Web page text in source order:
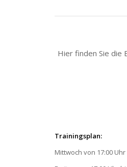
Hier finden Sie die
Trainingsplan:
Mittwoch von 17:00